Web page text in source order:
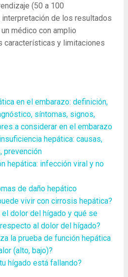
(50 a 100
de los resultados
médico con amplio
características y limitaciones
en el embarazo: definición,
síntomas, signos,
a considerar en el embarazo
hepática: causas,
prevención
hepática: infección viral y no
de daño hepático
vivir con cirrosis hepática?
dolor del hígado y qué se
al dolor del hígado?
la prueba de función hepática
(alto, bajo)?
hígado está fallando?